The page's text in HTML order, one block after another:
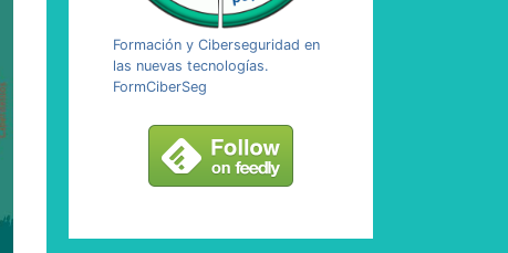
Formación y Ciberseguridad en
las nuevas tecnologías.
FormCiberSeg